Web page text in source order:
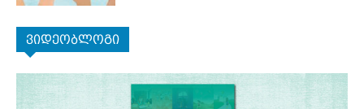
ვიდეობლოგი